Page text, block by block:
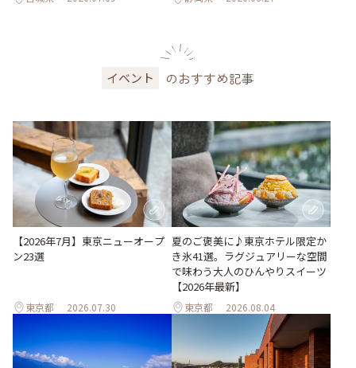
イベント のおすすめ記事
【2026年7月】東京ニューオープ
ン23選
東京都 2026.07.30
夏のご褒美に♪東京ホテル限定か
き氷41選。ラグジュアリーな空間
で味わう大人のひんやりスイーツ
【2026年最新】
東京都 2026.08.04